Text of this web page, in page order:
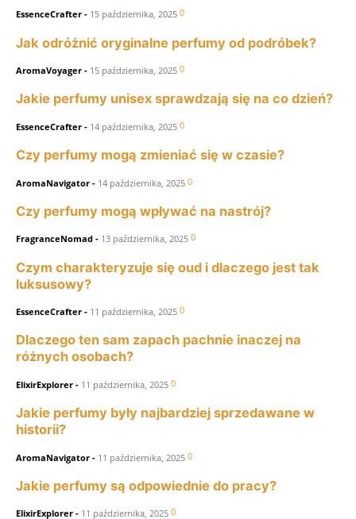
EssenceCrafter - 15 października, 2025 0
Jak odróżnić oryginalne perfumy od podróbek?
AromaVoyager - 15 października, 2025 0
Jakie perfumy unisex sprawdzają się na co dzień?
EssenceCrafter - 14 października, 2025 0
Czy perfumy mogą zmieniać się w czasie?
AromaNavigator - 14 października, 2025 0
Czy perfumy mogą wpływać na nastrój?
FragranceNomad - 13 października, 2025 0
Czym charakteryzuje się oud i dlaczego jest tak
luksusowy?
EssenceCrafter - 11 października, 2025 0
Dlaczego ten sam zapach pachnie inaczej na
różnych osobach?
ElixirExplorer - 11 października, 2025 0
Jakie perfumy były najbardziej sprzedawane w
historii?
AromaNavigator - 11 października, 2025 0
Jakie perfumy są odpowiednie do pracy?
ElixirExplorer - 11 października, 2025 0